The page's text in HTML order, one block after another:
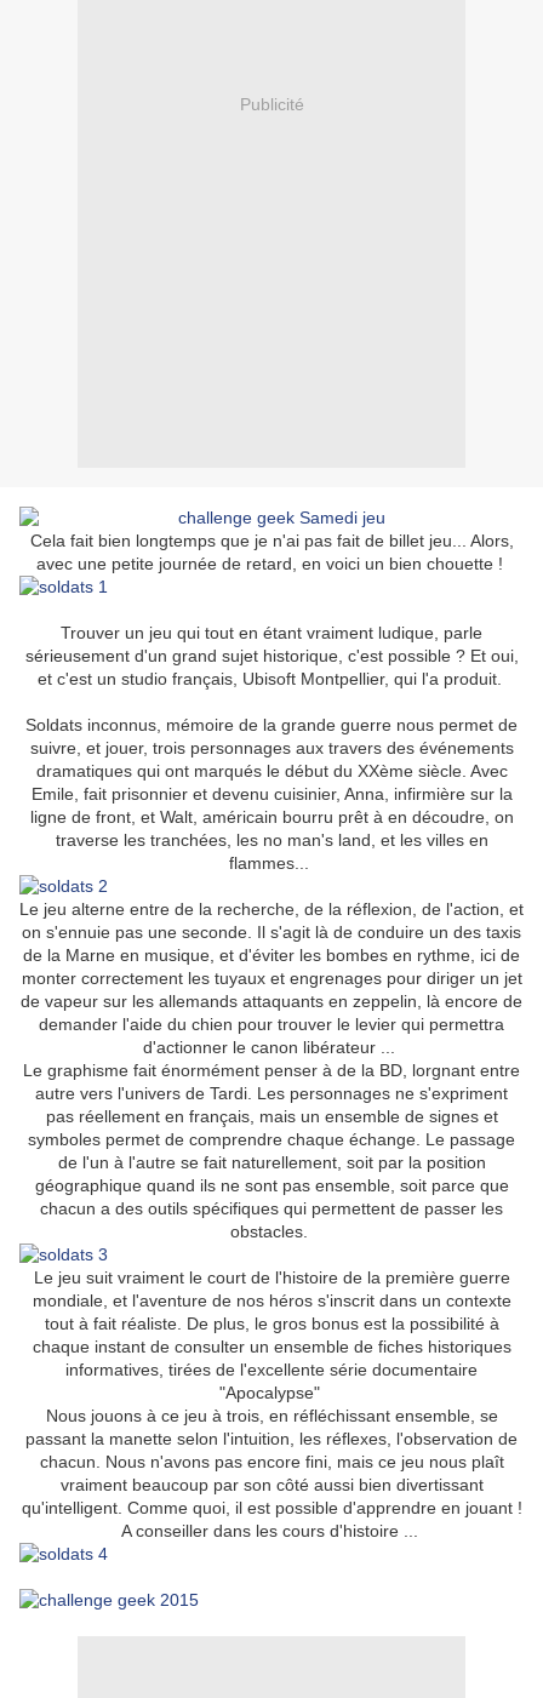
Publicité
Cela fait bien longtemps que je n'ai pas fait de billet jeu... Alors,
avec une petite journée de retard, en voici un bien chouette !
Trouver un jeu qui tout en étant vraiment ludique, parle
sérieusement d'un grand sujet historique, c'est possible ? Et oui,
et c'est un studio français, Ubisoft Montpellier, qui l'a produit.
Soldats inconnus, mémoire de la grande guerre nous permet de
suivre, et jouer, trois personnages aux travers des événements
dramatiques qui ont marqués le début du XXème siècle. Avec
Emile, fait prisonnier et devenu cuisinier, Anna, infirmière sur la
ligne de front, et Walt, américain bourru prêt à en découdre, on
traverse les tranchées, les no man's land, et les villes en
flammes...
Le jeu alterne entre de la recherche, de la réflexion, de l'action, et
on s'ennuie pas une seconde. Il s'agit là de conduire un des taxis
de la Marne en musique, et d'éviter les bombes en rythme, ici de
monter correctement les tuyaux et engrenages pour diriger un jet
de vapeur sur les allemands attaquants en zeppelin, là encore de
demander l'aide du chien pour trouver le levier qui permettra
d'actionner le canon libérateur ...
Le graphisme fait énormément penser à de la BD, lorgnant entre
autre vers l'univers de Tardi. Les personnages ne s'expriment
pas réellement en français, mais un ensemble de signes et
symboles permet de comprendre chaque échange. Le passage
de l'un à l'autre se fait naturellement, soit par la position
géographique quand ils ne sont pas ensemble, soit parce que
chacun a des outils spécifiques qui permettent de passer les
obstacles.
Le jeu suit vraiment le court de l'histoire de la première guerre
mondiale, et l'aventure de nos héros s'inscrit dans un contexte
tout à fait réaliste. De plus, le gros bonus est la possibilité à
chaque instant de consulter un ensemble de fiches historiques
informatives, tirées de l'excellente série documentaire
"Apocalypse"
Nous jouons à ce jeu à trois, en réfléchissant ensemble, se
passant la manette selon l'intuition, les réflexes, l'observation de
chacun. Nous n'avons pas encore fini, mais ce jeu nous plaît
vraiment beaucoup par son côté aussi bien divertissant
qu'intelligent. Comme quoi, il est possible d'apprendre en jouant !
A conseiller dans les cours d'histoire ...